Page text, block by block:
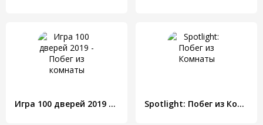
Игра 100 дверей 2019 - Побег из комнаты Spotlight: Побег из Комнаты